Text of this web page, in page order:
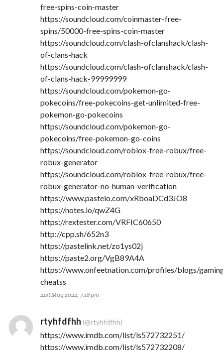
free-spins-coin-master
https://soundcloud.com/coinmaster-free-
spins/50000-free-spins-coin-master
https://soundcloud.com/clash-ofclanshack/clash-
of-clans-hack
https://soundcloud.com/clash-ofclanshack/clash-
of-clans-hack-99999999
https://soundcloud.com/pokemon-go-
pokecoins/free-pokecoins-get-unlimited-free-
pokemon-go-pokecoins
https://soundcloud.com/pokemon-go-
pokecoins/free-pokemon-go-coins
https://soundcloud.com/roblox-free-robux/free-
robux-generator
https://soundcloud.com/roblox-free-robux/free-
robux-generator-no-human-verification
https://www.pasteio.com/xRboaDCd3JO8
https://notes.io/qwZ4G
https://rextester.com/VRFIC60650
http://cpp.sh/652n3
https://pastelink.net/zo1ys02j
https://paste2.org/VgB89A4A
https://www.onfeetnation.com/profiles/blogs/
cheatss
21st May 2022, 7:18 pm
rtyhfdfhh (@rtyhfdfhh)
https://www.imdb.com/list/ls572732251/
https://www.imdb.com/list/ls572732208/